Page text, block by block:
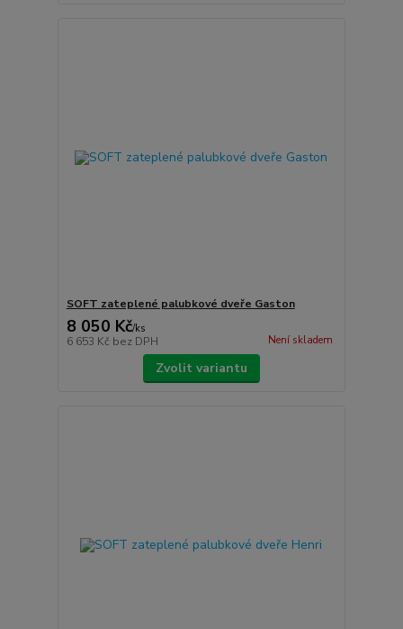
SOFT zateplené palubkové dveře Gaston
8 050 Kč/ks
6 653 Kč bez DPH Není skladem
Zvolit variantu